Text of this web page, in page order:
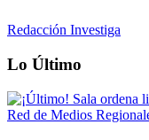
Redacción Investiga
Lo Último
Red de Medios